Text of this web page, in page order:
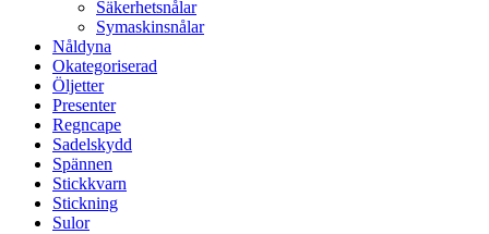
Säkerhetsnålar
Symaskinsnålar
Nåldyna
Okategoriserad
Öljetter
Presenter
Regncape
Sadelskydd
Spännen
Stickkvarn
Stickning
Sulor